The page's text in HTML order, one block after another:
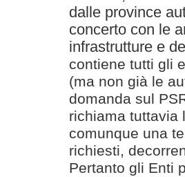
dalle province
concerto con le
infrastrutture e
contiene tutti gli
(ma non già le
domanda sul
richiama tuttavia
comunque una
richiesti,
Pertanto gli Enti